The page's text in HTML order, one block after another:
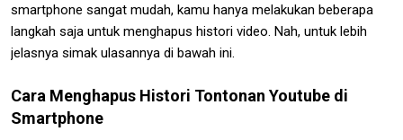
smartphone sangat mudah, kamu hanya melakukan beberapa
langkah saja untuk menghapus histori video. Nah, untuk lebih
jelasnya simak ulasannya di bawah ini.
Cara Menghapus Histori Tontonan Youtube di
Smartphone